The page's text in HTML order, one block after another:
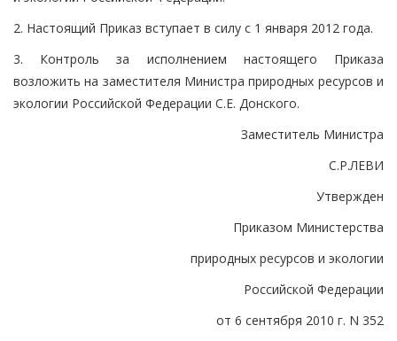
2. Настоящий Приказ вступает в силу с 1 января 2012 года.
3. Контроль за исполнением настоящего Приказа
возложить на заместителя Министра природных ресурсов и
экологии Российской Федерации С.Е. Донского.
Заместитель Министра
С.Р.ЛЕВИ
Утвержден
Приказом Министерства
природных ресурсов и экологии
Российской Федерации
от 6 сентября 2010 г. N 352